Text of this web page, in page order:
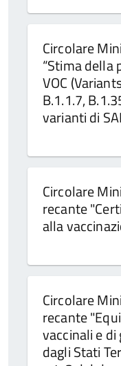
Circolare
“Stima della
VOC
B.1.1.7,
varianti di
Circolare
recante
alla
Circolare
recante
vaccinali e
dagli Stati